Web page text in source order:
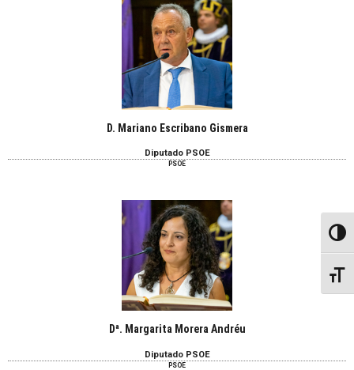
D. Mariano Escribano Gismera
Diputado PSOE
PSOE
Dª. Margarita Morera Andréu
Diputado PSOE
PSOE